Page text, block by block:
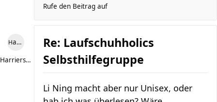
Rufe den Beitrag auf
Harriersand reloaded
Harriersand reloaded
Re: Laufschuhholics
Selbsthilfegruppe
Li Ning macht aber nur Unisex, oder